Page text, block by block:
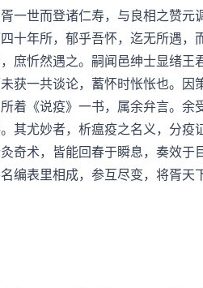
世而登诸仁寿，与良相之赞元
年所，郁乎吾怀，迄无所遇，
庶忻然遇之。嗣闻邑绅士显绪
一共谈论，蓄怀时怅怅也。因
着《说疫》一书，属余弁言。
其尤妙者，析瘟疫之名义，分
奇术，皆能回春于瞬息，奏效
编表里相成，参互尽变，将胥天